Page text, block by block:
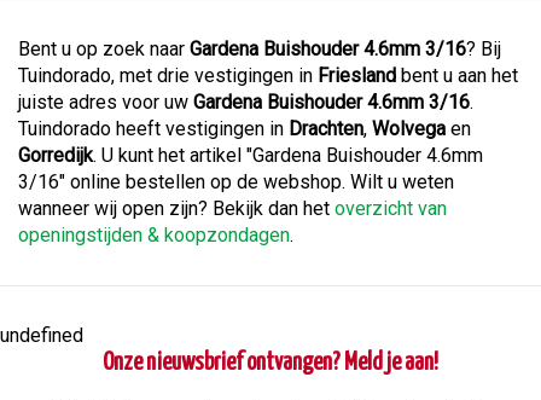
Bent u op zoek naar Gardena Buishouder 4.6mm 3/16? Bij
Tuindorado, met drie vestigingen in Friesland bent u aan het
juiste adres voor uw Gardena Buishouder 4.6mm 3/16.
Tuindorado heeft vestigingen in Drachten, Wolvega en
Gorredijk. U kunt het artikel "Gardena Buishouder 4.6mm
3/16" online bestellen op de webshop. Wilt u weten
wanneer wij open zijn? Bekijk dan het overzicht van
openingstijden & koopzondagen.
undefined
Onze nieuwsbrief ontvangen? Meld je aan!